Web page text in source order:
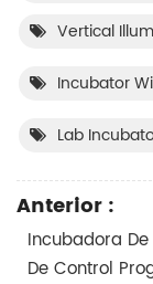
Vertical
Incubator
Lab
Anterior :
Incubadora De
De Control